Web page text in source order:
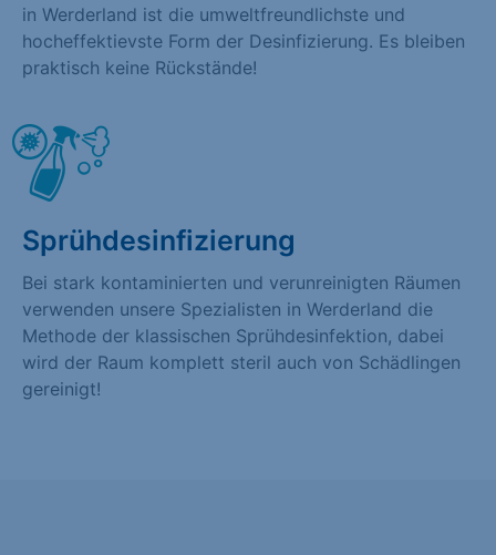
in Werderland ist die umweltfreundlichste und
hocheffektievste Form der Desinfizierung. Es bleiben
praktisch keine Rückstände!
Sprühdesinfizierung
Bei stark kontaminierten und verunreinigten Räumen
verwenden unsere Spezialisten in Werderland die
Methode der klassischen Sprühdesinfektion, dabei
wird der Raum komplett steril auch von Schädlingen
gereinigt!